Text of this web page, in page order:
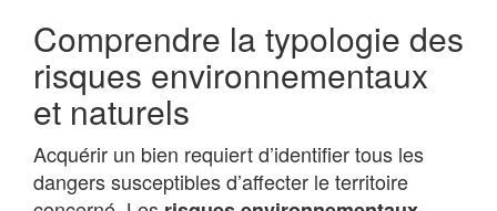
Comprendre la typologie des
risques environnementaux
et naturels
Acquérir un bien requiert d’identifier tous les
dangers susceptibles d’affecter le territoire